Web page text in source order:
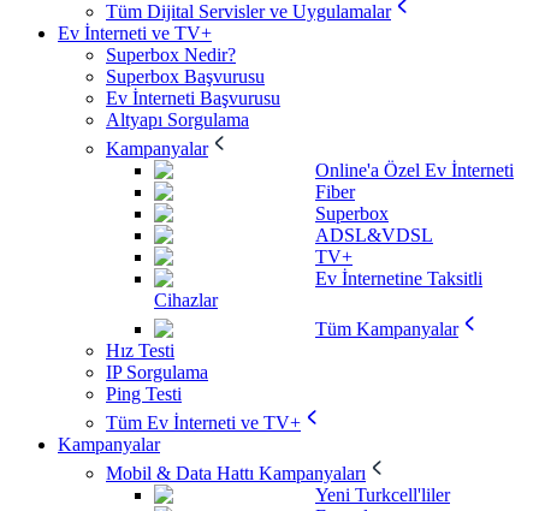
Tüm Dijital Servisler ve Uygulamalar
Ev İnterneti ve TV+
Superbox Nedir?
Superbox Başvurusu
Ev İnterneti Başvurusu
Altyapı Sorgulama
Kampanyalar
Online'a Özel Ev İnterneti
Fiber
Superbox
ADSL&VDSL
TV+
Ev İnternetine Taksitli
Cihazlar
Tüm Kampanyalar
Hız Testi
IP Sorgulama
Ping Testi
Tüm Ev İnterneti ve TV+
Kampanyalar
Mobil & Data Hattı Kampanyaları
Yeni Turkcell'liler